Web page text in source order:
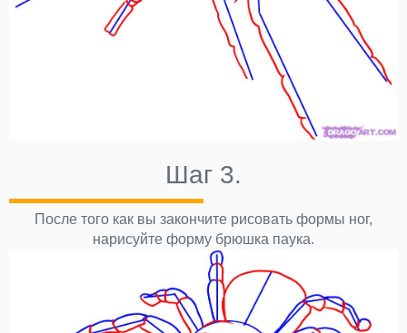
Шаг 3.
После того как вы закончите рисовать формы ног,
нарисуйте форму брюшка паука.